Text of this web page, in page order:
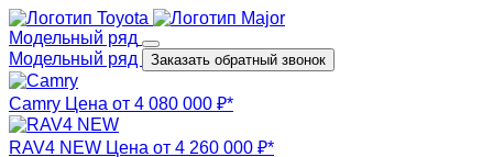
Модельный ряд
Модельный ряд
Заказать обратный звонок
Camry Цена от 4 080 000 ₽*
RAV4 NEW Цена от 4 260 000 ₽*